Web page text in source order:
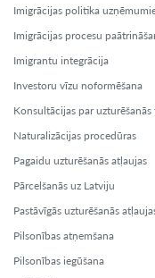
Imigrācijas politika
Imigrācijas procesu
Imigrantu integrācija
Investoru vīzu noformēšana
Konsultācijas par uzturēšanās
Naturalizācijas procedūras
Pagaidu uzturēšanās atļaujas
Pārcelšanās uz Latviju
Pastāvīgās uzturēšanās
Pilsonības atņemšana
Pilsonības iegūšana